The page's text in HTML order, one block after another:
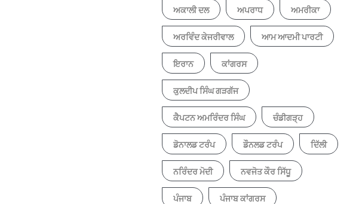
ਅਕਾਲੀ ਦਲ ਅਪਰਾਧ ਅਮਰੀਕਾ
ਅਰਵਿੰਦ ਕੇਜਰੀਵਾਲ ਆਮ ਆਦਮੀ ਪਾਰਟੀ
ਇਰਾਨ ਕਾਂਗਰਸ
ਕੁਲਦੀਪ ਸਿੰਘ ਗੜਗੱਜ
ਕੈਪਟਨ ਅਮਰਿੰਦਰ ਸਿੰਘ ਚੰਡੀਗੜ੍ਹ
ਡੋਨਾਲਡ ਟਰੰਪ ਡੌਨਲਡ ਟਰੰਪ ਦਿੱਲੀ
ਨਰਿੰਦਰ ਮੋਦੀ ਨਵਜੋਤ ਕੌਰ ਸਿੱਧੂ
ਪੰਜਾਬ ਪੰਜਾਬ ਕਾਂਗਰਸ